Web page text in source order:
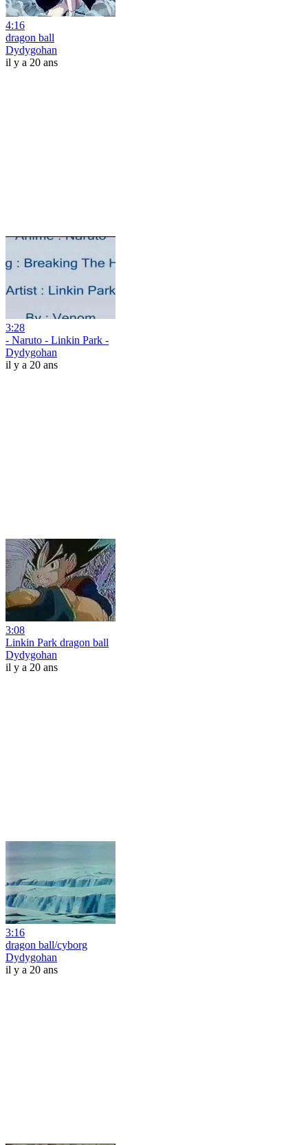
4:16
dragon ball
Dydygohan
il y a 20 ans
3:28
- Naruto - Linkin Park -
Dydygohan
il y a 20 ans
3:08
Linkin Park dragon ball
Dydygohan
il y a 20 ans
3:16
dragon ball/cyborg
Dydygohan
il y a 20 ans